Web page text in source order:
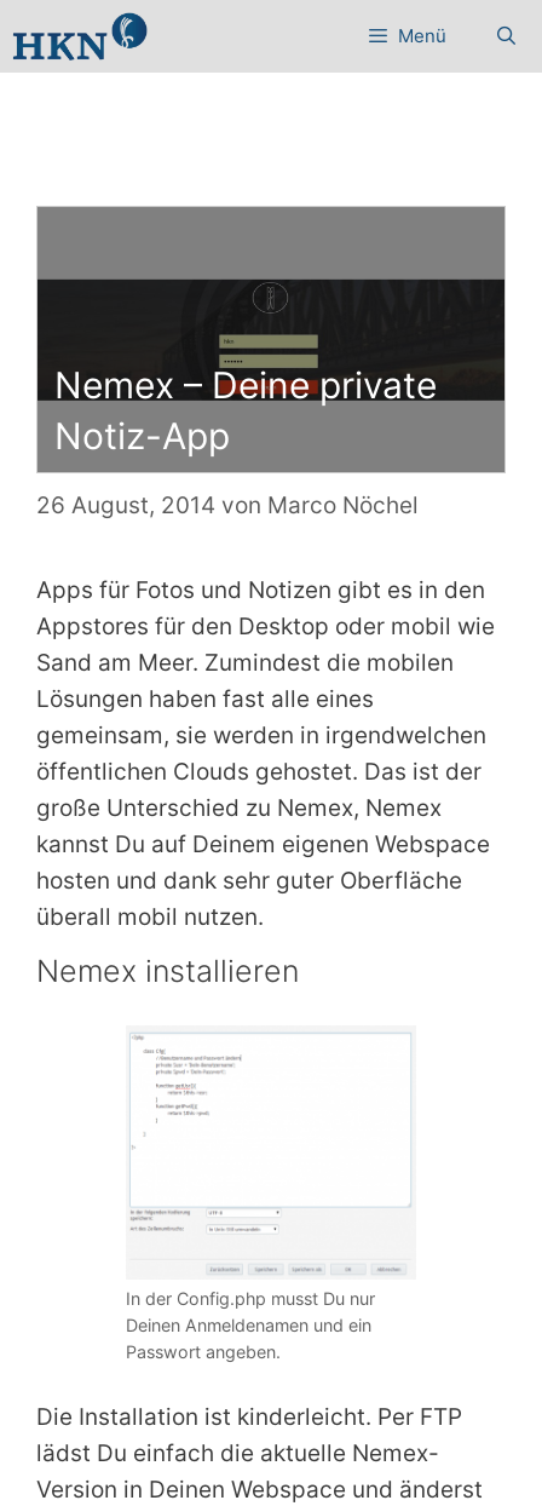
Inhalt
Menü
Nemex – Deine private
Notiz-App
26 August, 2014 von Marco Nöchel
Apps für Fotos und Notizen gibt es in den
Appstores für den Desktop oder mobil wie
Sand am Meer. Zumindest die mobilen
Lösungen haben fast alle eines
gemeinsam, sie werden in irgendwelchen
öffentlichen Clouds gehostet. Das ist der
große Unterschied zu Nemex, Nemex
kannst Du auf Deinem eigenen Webspace
hosten und dank sehr guter Oberfläche
überall mobil nutzen.
Nemex installieren
In der Config.php musst Du nur
Deinen Anmeldenamen und ein
Passwort angeben.
Die Installation ist kinderleicht. Per FTP
lädst Du einfach die aktuelle Nemex-
Version in Deinen Webspace und änderst